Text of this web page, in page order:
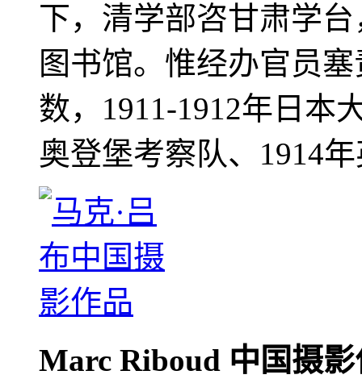
下，清学部咨甘肃学
图书馆。惟经办官员
数，1911-1912年日本
奥登堡考察队、1914
Marc Riboud 中国摄